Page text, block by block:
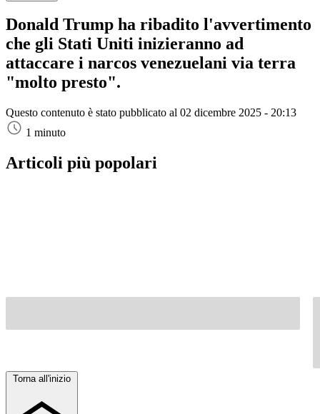
Donald Trump ha ribadito l'avvertimento
che gli Stati Uniti inizieranno ad
attaccare i narcos venezuelani via terra
"molto presto".
Questo contenuto è stato pubblicato al 02 dicembre 2025 - 20:13
1 minuto
Articoli più popolari
Torna all'inizio